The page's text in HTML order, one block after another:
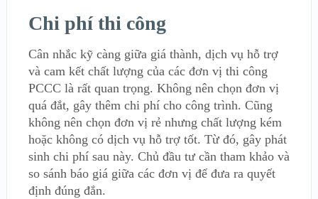
Chi phí thi công
Cân nhắc kỹ càng giữa giá thành, dịch vụ hỗ trợ
và cam kết chất lượng của các đơn vị thi công
PCCC là rất quan trọng. Không nên chọn đơn vị
quá đắt, gây thêm chi phí cho công trình. Cũng
không nên chọn đơn vị rẻ nhưng chất lượng kém
hoặc không có dịch vụ hỗ trợ tốt. Từ đó, gây phát
sinh chi phí sau này. Chủ đầu tư cần tham khảo và
so sánh báo giá giữa các đơn vị để đưa ra quyết
định đúng đắn.